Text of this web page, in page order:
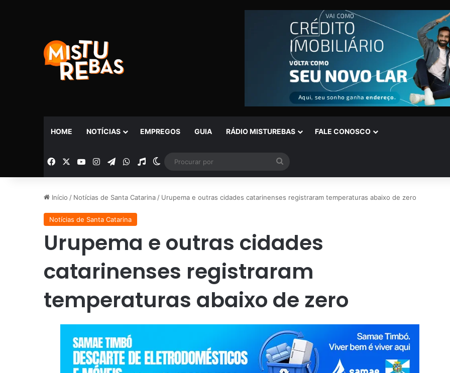
HOME NOTÍCIAS EMPREGOS GUIA RÁDIO MISTUREBAS FALE CONOSCO
Facebook YouTubeInstagramTelegramWhatsApp
Rádio Switch skin
por
Início / Notícias de Santa Catarina / Urupema e outras cidades catarinenses registraram temperaturas abaixo de zero
Notícias de Santa Catarina
Urupema e outras cidades
catarinenses registraram
temperaturas abaixo de zero